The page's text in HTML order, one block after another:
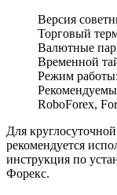
Версия
Торговый
Валютные
Временной
Режим
RoboForex,
Для
рекомендуется
инструкция по
Форекс.